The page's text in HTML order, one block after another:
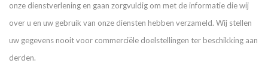
onze dienstverlening en gaan zorgvuldig om met de informatie die wij
over u en uw gebruik van onze diensten hebben verzameld. Wij stellen
uw gegevens nooit voor commerciële doelstellingen ter beschikking aan
derden.